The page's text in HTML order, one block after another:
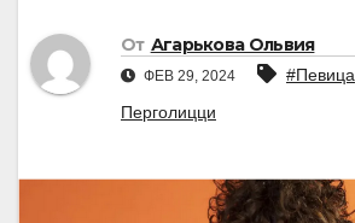
От Агарькова Ольвия
ФЕВ 29, 2024 #Певица
Перголицци